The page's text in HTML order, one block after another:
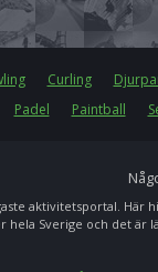
Curling
Padel Paintball
aktivitetsportal. Här
hela Sverige och det är